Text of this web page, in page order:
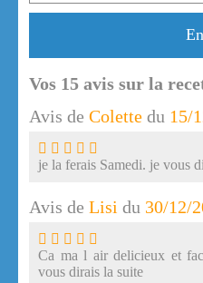
Vos 15 avis sur la
Avis de Colette du 15/
je la ferais Samedi. je vous
Avis de Lisi du 30/12/
Ca ma l air delicieux et
vous dirais la suite